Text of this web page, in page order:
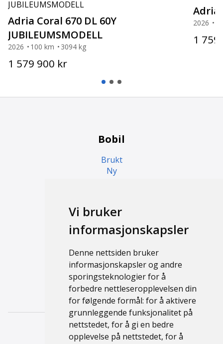
Vi bruker
informasjonskapsler
Denne nettsiden bruker
informasjonskapsler og andre
sporingsteknologier for å
forbedre nettleseropplevelsen din
for følgende formål: for å aktivere
grunnleggende funksjonalitet på
nettstedet, for å gi en bedre
opplevelse på nettstedet, for å
Adria Coral 670 DL 60Y
JUBILEUMSMODELL
2026 100 km 3094 kg
1 579 900 kr
Adria
2026
1
Bobil
Brukt
Ny
Brukt
Ny
Support
Kontakt
Personvernerklæring